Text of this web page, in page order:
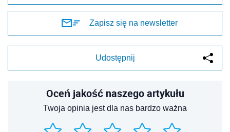
Zapisz się na newsletter
Udostępnij
Oceń jakość naszego artykułu
Twoja opinia jest dla nas bardzo ważna